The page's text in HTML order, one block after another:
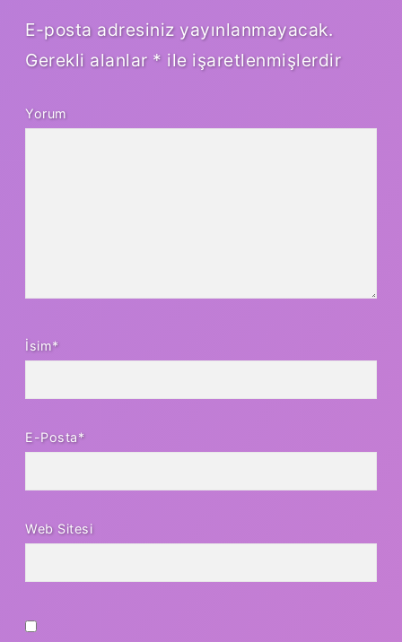
E-posta adresiniz yayınlanmayacak.
Gerekli alanlar * ile işaretlenmişlerdir
Yorum
İsim*
E-Posta*
Web Sitesi